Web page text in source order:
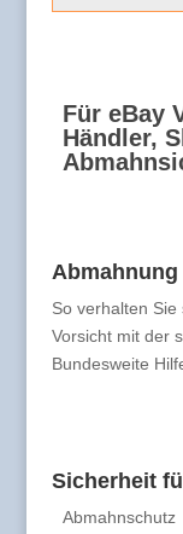
Für eBay
Händler,
Abmahnung
So verhalten
Vorsicht mit der
Bundesweite
Sicherheit